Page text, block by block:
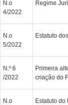
N.o
4/2022
Regime
N.o
5/2022
Estatuto
N.º 6
/2022
Primeira
criação do
N.o
Estatuto